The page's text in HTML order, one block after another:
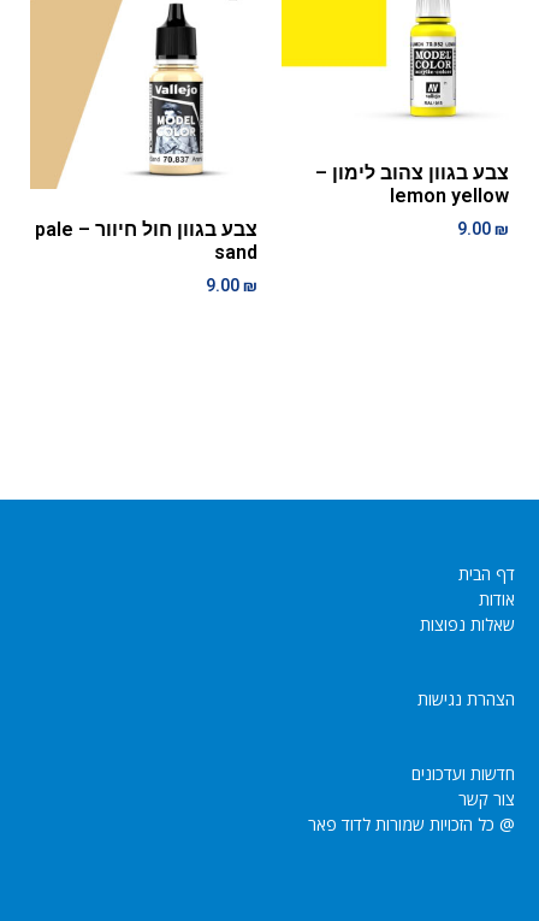
צבע בגוון צהוב לימון –
lemon yellow
9.00₪
צבע בגוון חול חיוור – pale
sand
9.00₪
דף הבית
אודות
שאלות נפוצות
הצהרת נגישות
חדשות ועדכונים
צור קשר
@ כל הזכויות שמורות לדוד פאר